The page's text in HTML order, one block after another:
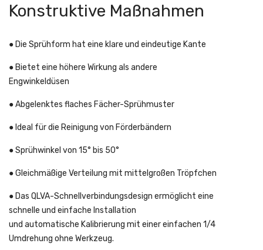
Konstruktive Maßnahmen
● Die Sprühform hat eine klare und eindeutige Kante
● Bietet eine höhere Wirkung als andere
Engwinkeldüsen
● Abgelenktes flaches Fächer-Sprühmuster
● Ideal für die Reinigung von Förderbändern
● Sprühwinkel von 15° bis 50°
● Gleichmäßige Verteilung mit mittelgroßen Tröpfchen
● Das QLVA-Schnellverbindungsdesign ermöglicht eine
schnelle und einfache Installation
und automatische Kalibrierung mit einer einfachen 1/4
Umdrehung ohne Werkzeug.